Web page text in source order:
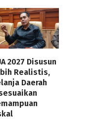
2027 Disusun
Realistis,
Daerah